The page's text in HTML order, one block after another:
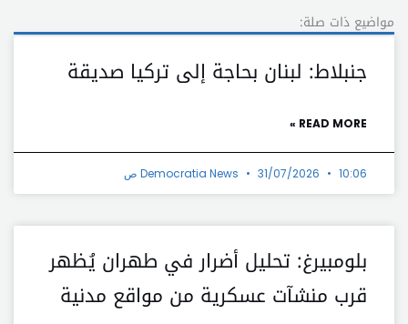
مواضيع ذات صلة:
جنبلاط: لبنان بحاجة إلى تركيا صديقة
READ MORE »
Democratia News 31/07/2026 10:06 ص
بلومبيرغ: تحليل أضرار في طهران يُظهر
قرب منشآت عسكرية من مواقع مدنية